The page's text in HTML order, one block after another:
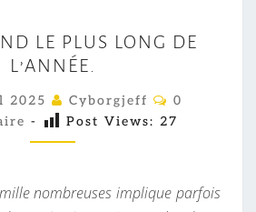
E
W
E
E
K
N
LE PLUS LONG DE
L’ANNÉE.
2025 Cyborgjeff
C
M
A
0
- Post Views: 27
nombreuses implique parfois